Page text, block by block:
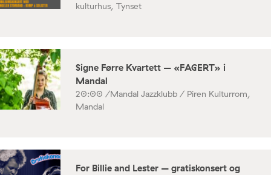
kulturhus, Tynset
Signe Førre Kvartett – «FAGERT» i
Mandal
20:00 /Mandal Jazzklubb / Piren Kulturrom,
Mandal
For Billie and Lester – gratiskonsert og